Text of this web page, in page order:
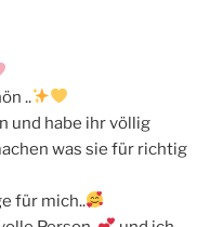
..
und habe ihr völlig
was sie für richtig
für mich..